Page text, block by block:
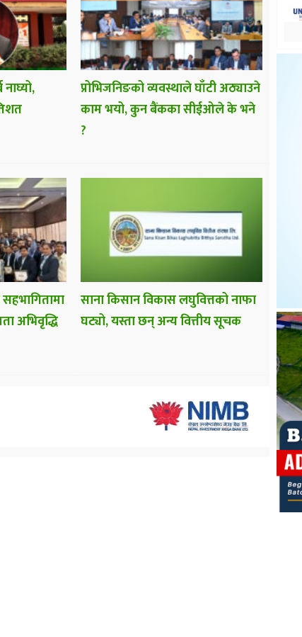
प्रोभिजनिङको व्यवस्थाले घाँटी अठ्याउने
काम भयो, कुन बैंकका सीईओले के भने
?
अभिवृद्धि
साना किसान विकास लघुवित्तको नाफा
घट्यो, यस्ता छन् अन्य वित्तीय सूचक